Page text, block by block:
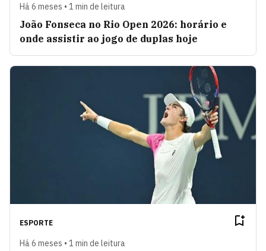
Há 6 meses • 1 min de leitura
João Fonseca no Rio Open 2026: horário e
onde assistir ao jogo de duplas hoje
ESPORTE
Há 6 meses • 1 min de leitura